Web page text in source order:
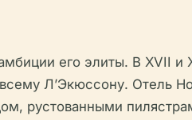
его элиты. В XVII и
Л’Экюссону. Отель
рустованными